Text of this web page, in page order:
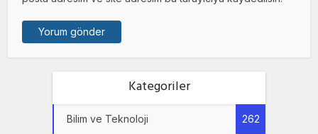
Kategoriler
Bilim ve Teknoloji 262